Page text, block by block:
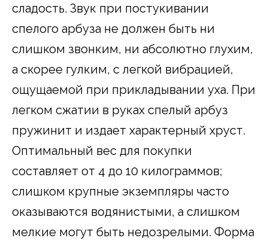
сладость. Звук при постукивании
спелого арбуза не должен быть ни
слишком звонким, ни абсолютно глухим,
а скорее гулким, с легкой вибрацией,
ощущаемой при прикладывании уха. При
легком сжатии в руках спелый арбуз
пружинит и издает характерный хруст.
Оптимальный вес для покупки
составляет от 4 до 10 килограммов;
слишком крупные экземпляры часто
оказываются водянистыми, а слишком
мелкие могут быть недозрелыми. Форма